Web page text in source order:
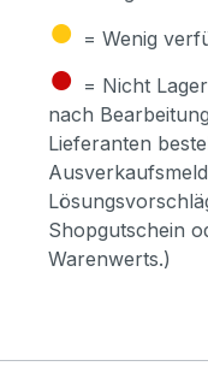
● = Wenig
● = Nicht
nach
Lieferanten
Shopgutschein
Warenwerts.)